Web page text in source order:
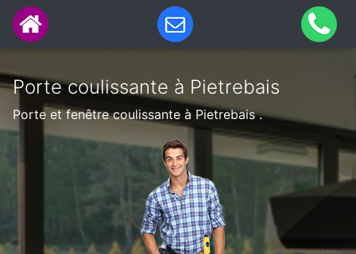
Porte coulissante à Pietrebais
Porte et fenêtre coulissante à Pietrebais .